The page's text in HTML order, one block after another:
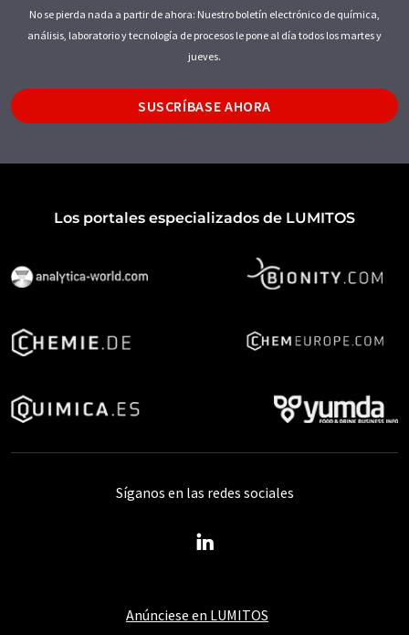
No se pierda nada a partir de ahora: Nuestro boletín electrónico de química,
análisis, laboratorio y tecnología de procesos le pone al día todos los martes y
jueves.
SUSCRÍBASE AHORA
Los portales especializados de LUMITOS
Anúnciese en LUMITOS
Síganos en las redes sociales